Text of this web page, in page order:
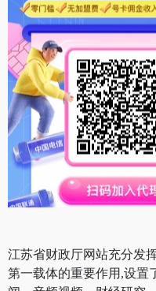
江苏省财政厅网站充分发
第一载体的重要作用,设置